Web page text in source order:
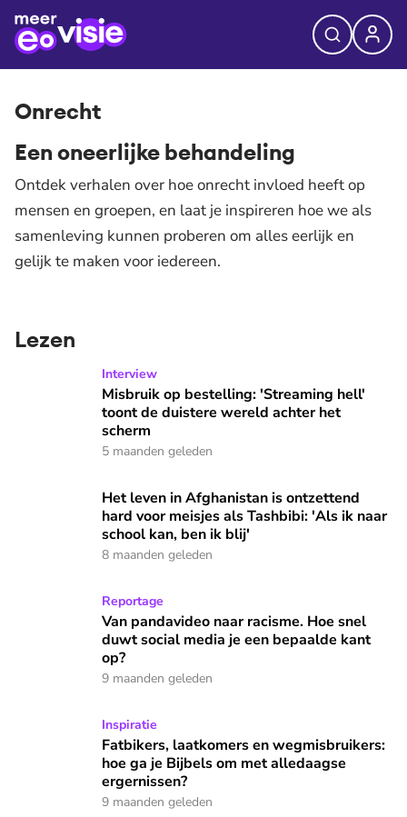
Onrecht
Een oneerlijke behandeling
Ontdek verhalen over hoe onrecht invloed heeft op
mensen en groepen, en laat je inspireren hoe we als
samenleving kunnen proberen om alles eerlijk en
gelijk te maken voor iedereen.
Lezen
Misbruik op bestelling: 'Streaming hell' toont de duistere
Interview
Misbruik op bestelling: 'Streaming hell'
toont de duistere wereld achter het
scherm
5 maanden geleden
Het leven in Afghanistan is ontzettend hard voor meisjes
Het leven in Afghanistan is ontzettend
hard voor meisjes als Tashbibi: 'Als ik naar
school kan, ben ik blij'
8 maanden geleden
Van pandavideo naar racisme. Hoe snel duwt social media
Reportage
Van pandavideo naar racisme. Hoe snel
duwt social media je een bepaalde kant
op?
9 maanden geleden
Fatbikers, laatkomers en wegmisbruikers: hoe ga je
Inspiratie
Fatbikers, laatkomers en wegmisbruikers:
hoe ga je Bijbels om met alledaagse
ergernissen?
9 maanden geleden